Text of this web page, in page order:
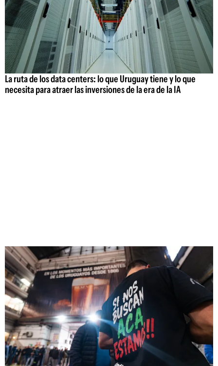
La ruta de los data centers: lo que Uruguay tiene y lo que
necesita para atraer las inversiones de la era de la IA